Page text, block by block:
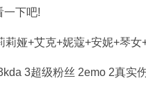
一下吧!
莉娅+艾克+妮蔻+安妮+琴
3超级粉丝 2emo 2真实